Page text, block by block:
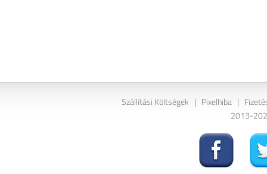
Szállítási Költségek | Pixelhiba |
2013-